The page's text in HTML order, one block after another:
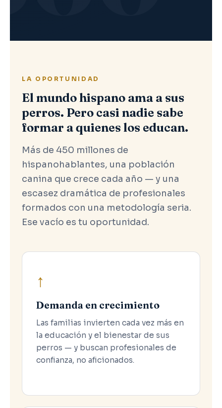
LA OPORTUNIDAD
El mundo hispano ama a sus
perros. Pero casi nadie sabe
formar a quienes los educan.
Más de 450 millones de
hispanohablantes, una población
canina que crece cada año — y una
escasez dramática de profesionales
formados con una metodología seria.
Ese vacío es tu oportunidad.
↑
Demanda en crecimiento
Las familias invierten cada vez más en
la educación y el bienestar de sus
perros — y buscan profesionales de
confianza, no aficionados.